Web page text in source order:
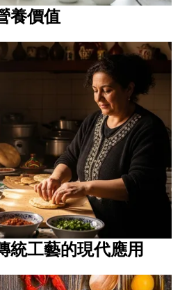
養價值
統工藝的現代應用